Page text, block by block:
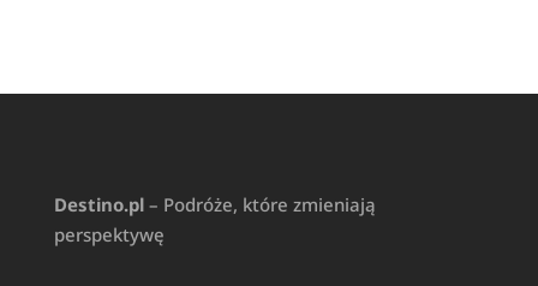
Destino.pl– Podróże, które zmieniają
perspektywę